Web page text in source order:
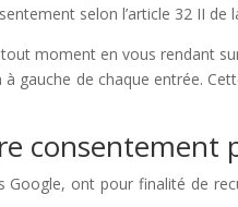
selon l’article 32 II de
moment en vous rendant
gauche de chaque entrée.
consentement
Google, ont pour finalité de